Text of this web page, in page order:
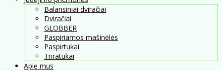
Balansiniai dviračiai
Dviračiai
GLOBBER
Paspiriamos mašinėlės
Paspirtukai
Triratukai
Apie mus